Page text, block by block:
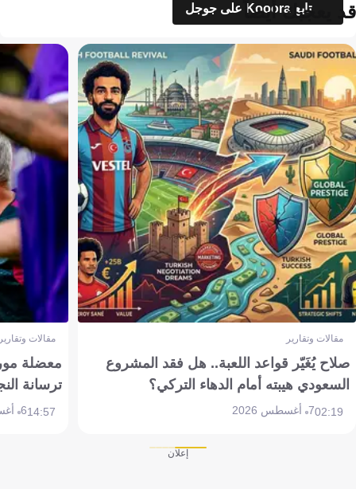
تابع Kooora على جوجل
قد يعجبك أيضاً
مقالات وتقارير
صلاح يُغَيّر قواعد اللعبة.. هل فقد المشروع
السعودي هيبته أمام الدهاء التركي؟
02:197 أغسطس 2026
مقالات
معضلة
ترسانة
14:576 أغسطس 2026
إعلان